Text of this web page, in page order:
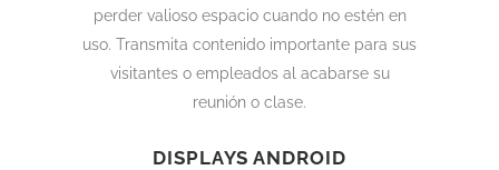
perder valioso espacio cuando no estén en
uso. Transmita contenido importante para sus
visitantes o empleados al acabarse su
reunión o clase.
DISPLAYS ANDROID